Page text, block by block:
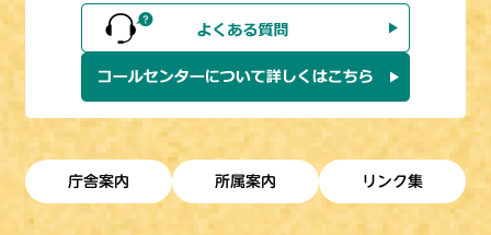
庁舎案内 所属案内 リンク集